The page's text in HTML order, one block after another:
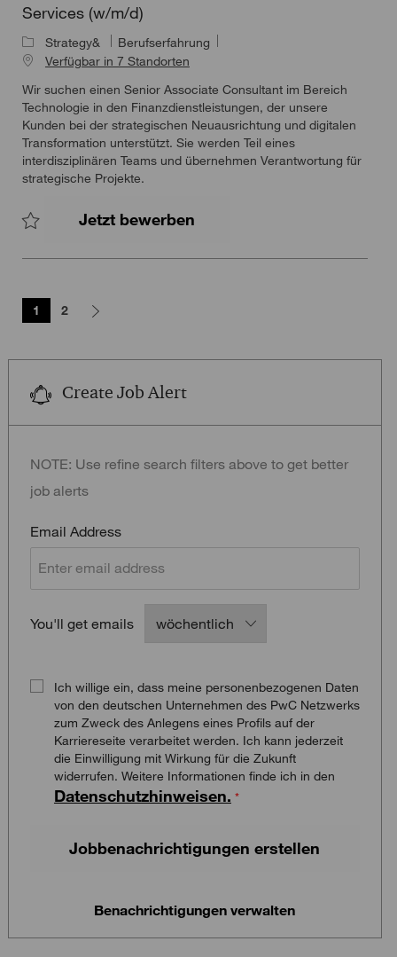
Services (w/m/d)
Strategy&
Berufserfahrung
Verfügbar in 7 Standorten
Wir suchen einen Senior Associate Consultant im Bereich
Technologie in den Finanzdienstleistungen, der unsere
Kunden bei der strategischen Neuausrichtung und digitalen
Transformation unterstützt. Sie werden Teil eines
interdisziplinären Teams und übernehmen Verantwortung für
strategische Projekte.
Jetzt bewerbenSenior Associate
1 2
Create Job Alert
NOTE: Use refine search filters above to get better
job alerts
Email AddressRequired
You'll get emailsRequired
Ich willige ein, dass meine personenbezogenen Daten
von den deutschen Unternehmen des PwC Netzwerks
zum Zweck des Anlegens eines Profils auf der
Karriereseite verarbeitet werden. Ich kann jederzeit
die Einwilligung mit Wirkung für die Zukunft
widerrufen. Weitere Informationen finde ich in den
Datenschutzhinweisen. *
Jobbenachrichtigungen erstellen
Benachrichtigungen verwalten